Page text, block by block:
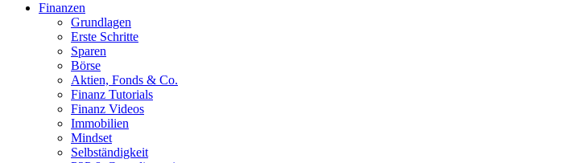
oben
Finanzen
Grundlagen
Erste Schritte
Sparen
Börse
Aktien, Fonds & Co.
Finanz Tutorials
Finanz Videos
Immobilien
Mindset
Selbständigkeit